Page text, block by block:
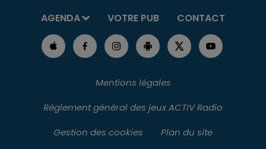
AGENDA
VOTRE PUB CONTACT
Mentions légales
Règlement général des jeux ACTIV Radio
Gestion des cookies
Plan du site